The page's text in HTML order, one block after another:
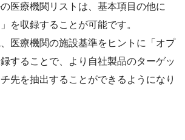
医療機関リストは、基本項目の他に
を収録することが可能です。
医療機関の施設基準をヒントに「オプ
することで、より自社製品のターゲッ
先を抽出することができるようになり